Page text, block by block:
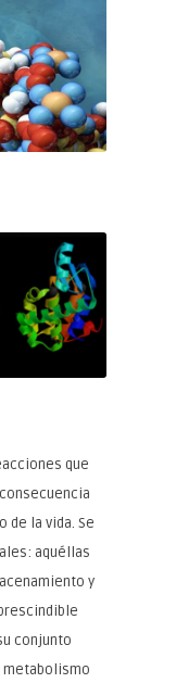
que
de la vida. Se
aquéllas
y
conjunto
metabolismo